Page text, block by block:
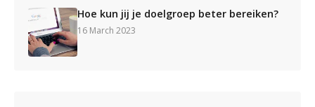
Hoe kun jij je doelgroep beter bereiken?
16 March 2023